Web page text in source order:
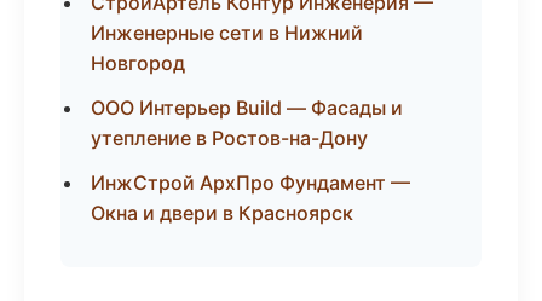
Инженерные сети в Нижний
Новгород
ООО Интерьер Build — Фасады и
утепление в Ростов-на-Дону
ИнжСтрой АрхПро Фундамент —
Окна и двери в Красноярск